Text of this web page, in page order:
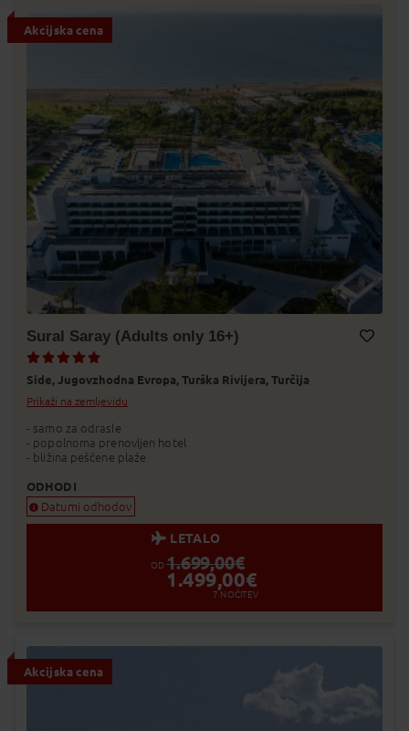
Akcijska cena
Sural Saray (Adults only 16+)
Side,
Jugovzhodna Evropa, Turška Rivijera, Turčija
Prikaži na zemljevidu
- samo za odrasle
- popolnoma prenovljen hotel
- bližina peščene plaže
ODHODI
Datumi odhodov
LETALO
OD1.699,00€
1.499,00€
7 NOČITEV
Akcijska cena